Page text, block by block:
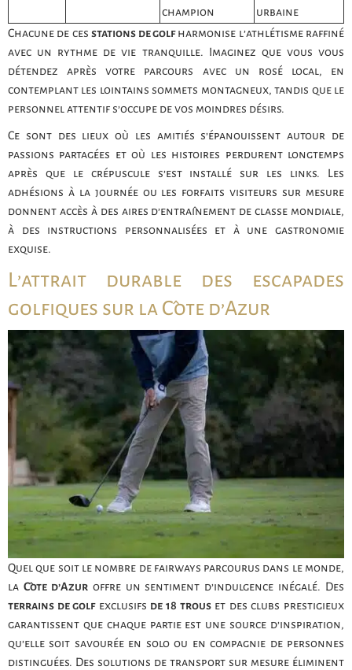
champion
urbaine
Chacune de cesstations de golfharmonise l’athlétisme raffiné
avec un rythme de vie tranquille. Imaginez que vous vous
détendez après votre parcours avec un rosé local, en
contemplant les lointains sommets montagneux, tandis que le
personnel attentif s’occupe de vos moindres désirs.
Ce sont des lieux où les amitiés s’épanouissent autour de
passions partagées et où les histoires perdurent longtemps
après que le crépuscule s’est installé sur les links. Les
adhésions à la journée ou les forfaits visiteurs sur mesure
donnent accès à des aires d’entraînement de classe mondiale,
à des instructions personnalisées et à une gastronomie
exquise.
L’attrait durable des escapades
golfiques sur la Côte d’Azur
Quel que soit le nombre de fairways parcourus dans le monde,
la Côte d’Azuroffre un sentiment d’indulgence inégalé. Des
terrains de golfexclusifs de 18 trouset des clubs prestigieux
garantissent que chaque partie est une source d’inspiration,
qu’elle soit savourée en solo ou en compagnie de personnes
distinguées. Des solutions de transport sur mesure éliminent